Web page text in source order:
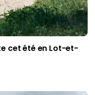
cet été en Lot-et-